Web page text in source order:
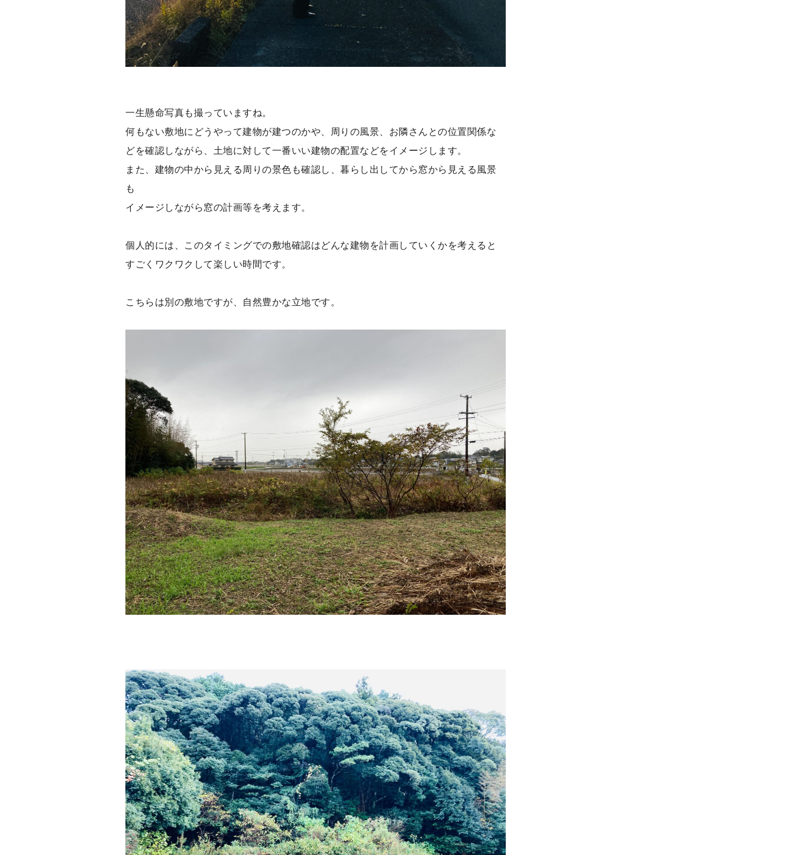
一生懸命写真も撮っていますね。
何もない敷地にどうやって建物が建つのかや、周りの風景、お隣さんとの位置関係な
どを確認しながら、土地に対して一番いい建物の配置などをイメージします。
また、建物の中から見える周りの景色も確認し、暮らし出してから窓から見える風景
も
イメージしながら窓の計画等を考えます。
個人的には、このタイミングでの敷地確認はどんな建物を計画していくかを考えると
すごくワクワクして楽しい時間です。
こちらは別の敷地ですが、自然豊かな立地です。